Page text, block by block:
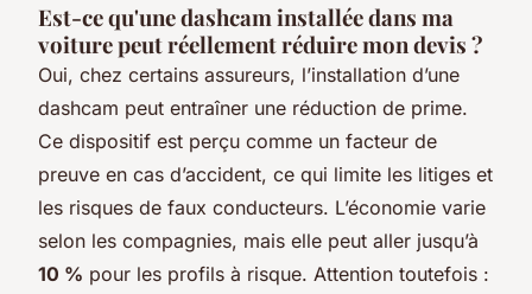
Est-ce qu'une dashcam installée dans ma
voiture peut réellement réduire mon devis ?
Oui, chez certains assureurs, l’installation d’une
dashcam peut entraîner une réduction de prime.
Ce dispositif est perçu comme un facteur de
preuve en cas d’accident, ce qui limite les litiges et
les risques de faux conducteurs. L’économie varie
selon les compagnies, mais elle peut aller jusqu’à
10 % pour les profils à risque. Attention toutefois :